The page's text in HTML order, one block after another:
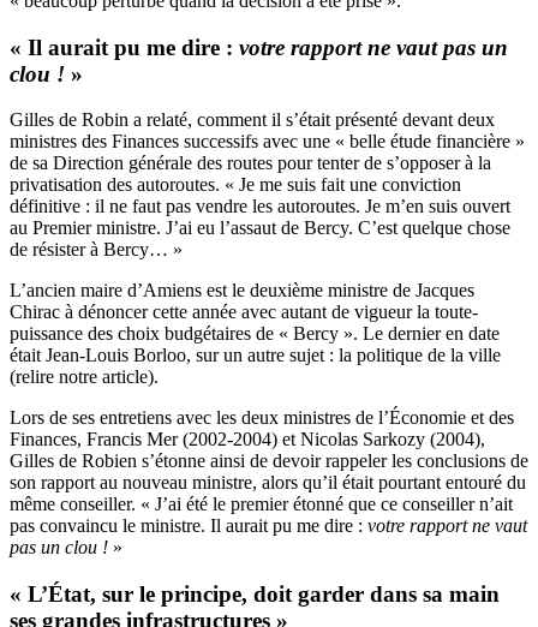
« Il aurait pu me dire : votre rapport ne vaut pas un
clou ! »
Gilles de Robin a relaté, comment il s’était présenté devant deux
ministres des Finances successifs avec une « belle étude financière »
de sa Direction générale des routes pour tenter de s’opposer à la
privatisation des autoroutes. « Je me suis fait une conviction
définitive : il ne faut pas vendre les autoroutes. Je m’en suis ouvert
au Premier ministre. J’ai eu l’assaut de Bercy. C’est quelque chose
de résister à Bercy… »
L’ancien maire d’Amiens est le deuxième ministre de Jacques
Chirac à dénoncer cette année avec autant de vigueur la toute-
puissance des choix budgétaires de « Bercy ». Le dernier en date
était Jean-Louis Borloo, sur un autre sujet : la politique de la ville
(relire notre article).
Lors de ses entretiens avec les deux ministres de l’Économie et des
Finances, Francis Mer (2002-2004) et Nicolas Sarkozy (2004),
Gilles de Robien s’étonne ainsi de devoir rappeler les conclusions de
son rapport au nouveau ministre, alors qu’il était pourtant entouré du
même conseiller. « J’ai été le premier étonné que ce conseiller n’ait
pas convaincu le ministre. Il aurait pu me dire : votre rapport ne vaut
pas un clou ! »
« L’État, sur le principe, doit garder dans sa main
ses grandes infrastructures »